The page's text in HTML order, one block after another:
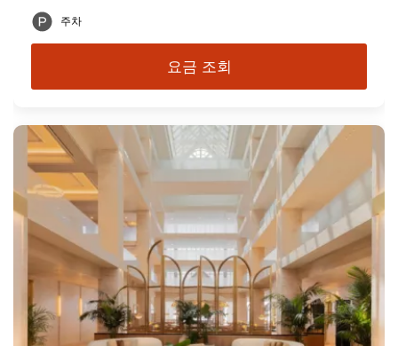
주차
요금 조회